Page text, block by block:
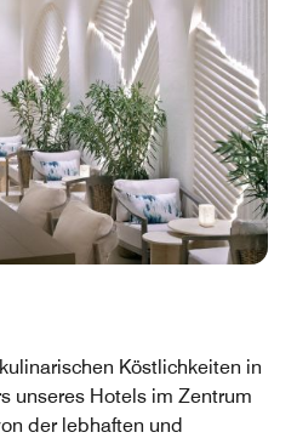
Köstlichkeiten in
unseres Hotels im Zentrum
der lebhaften und